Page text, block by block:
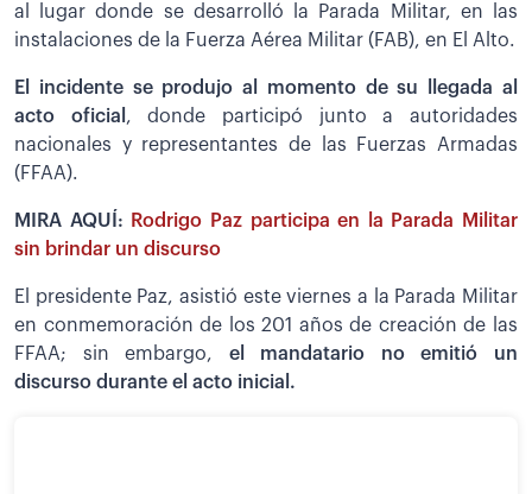
al lugar donde se desarrolló la Parada Militar, en las
instalaciones de la Fuerza Aérea Militar (FAB), en El Alto.
El incidente se produjo al momento de su llegada al
acto oficial , donde participó junto a autoridades
nacionales y representantes de las Fuerzas Armadas
(FFAA).
MIRA AQUÍ:
Rodrigo Paz participa en la Parada Militar
sin brindar un discurso
El presidente Paz, asistió este viernes a la Parada Militar
en conmemoración de los 201 años de creación de las
FFAA; sin embargo, el mandatario no emitió un
discurso durante el acto inicial.